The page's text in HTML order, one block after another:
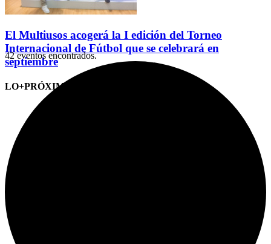
El Multiusos acogerá la I edición del Torneo
Internacional de Fútbol que se celebrará en
septiembre
LO+PRÓXIMO (CITAS)
42 eventos encontrados.